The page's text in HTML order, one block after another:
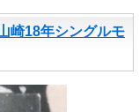
崎18年シングルモ